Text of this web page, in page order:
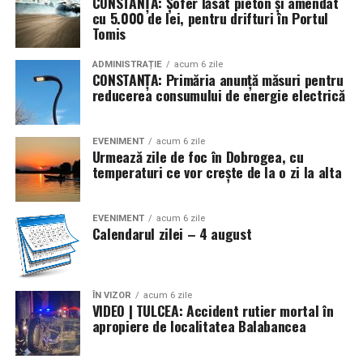
* În urmă cu 112 ani (1914), în contextul izbucnirii
Primului Război Mondial, Germania invada Belgia, iar ca
răspuns, Marea Britanie a declarat război Germaniei.
Statele Unite și-au proclamat neutralitatea
* Se marchează 110 ani (1916) de la semnarea, la
Bucureşti, a Tratatului de alianţă între România, de o
parte, şi Rusia, Franţa, Marea Britanie şi Italia, pe de altă
parte, pentru intrarea ţării noastre în război de partea
Antantei (în prima conflagraţie mondială). La
14/27.VIII.1916 România a declarat război Austro-
Ungariei, dată ce a marcat începutul războiul de
eliberare şi întregire naţională (1916-1919) (4/17)
* Acum 78 de ani (1948) a apărut Decretul-lege nr. 177
privind cultele religioase din România, prin care s-a
reiterat libertatea credinţei religioase şi a practicării
cultelor (cu excepţia celor interzise), dar s-a subliniat şi
cu 5.000 de lei, pentru drifturi în Portul
Tomis
ADMINISTRAȚIE acum 6 zile
CONSTANȚA: Primăria anunță măsuri pentru
reducerea consumului de energie electrică
EVENIMENT acum 6 zile
Urmează zile de foc în Dobrogea, cu
temperaturi ce vor crește de la o zi la alta
EVENIMENT acum 6 zile
Calendarul zilei – 4 august
ÎN VIZOR acum 6 zile
VIDEO | TULCEA: Accident rutier mortal în
apropiere de localitatea Balabancea